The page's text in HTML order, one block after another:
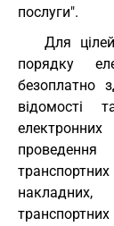
послуги".
Для
порядку
безоплатно
відомості
електронних
проведення